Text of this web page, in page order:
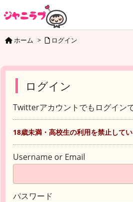
ホーム > ログイン
ログイン
Twitterアカウントでもログイン
18歳未満・高校生の利用を禁止してい
Username or Email
パスワード